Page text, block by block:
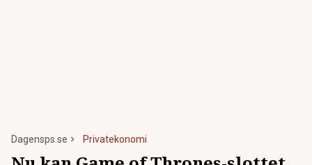
Dagensps.se Privatekonomi